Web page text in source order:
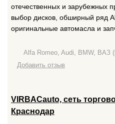
отечественных и зарубежных
выбор дисков, обширный ряд
оригинальные автомасла и
Alfa Romeo, Audi, BMW, ВАЗ
Добавить отзыв
VIRBACauto, сеть
Краснодар